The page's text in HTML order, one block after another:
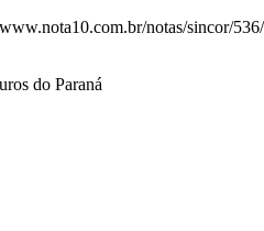
www.nota10.com.br/notas/
do Paraná